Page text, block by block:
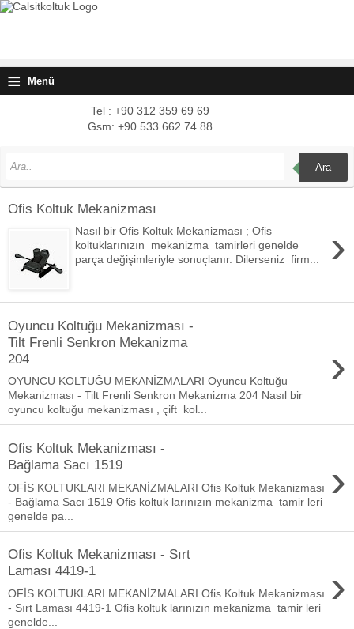
≡ Menü
Tel : +90 312 359 69 69
Gsm: +90 533 662 74 88
Ara
Ofis Koltuk Mekanizması
›
Nasıl bir Ofis Koltuk Mekanizması ; Ofis
koltuklarınızın mekanizma tamirleri genelde
parça değişimleriyle sonuçlanır. Dilerseniz firm...
Oyuncu Koltuğu Mekanizması -
Tilt Frenli Senkron Mekanizma
204
›
OYUNCU KOLTUĞU MEKANİZMALARI Oyuncu Koltuğu
Mekanizması - Tilt Frenli Senkron Mekanizma 204 Nasıl bir
oyuncu koltuğu mekanizması , çift kol...
Ofis Koltuk Mekanizması -
Bağlama Sacı 1519
›
OFİS KOLTUKLARI MEKANİZMALARI Ofis Koltuk Mekanizması
- Bağlama Sacı 1519 Ofis koltuk larınızın mekanizma tamir leri
genelde pa...
Ofis Koltuk Mekanizması - Sırt
Laması 4419-1
›
OFİS KOLTUKLARI MEKANİZMALARI Ofis Koltuk Mekanizması
- Sırt Laması 4419-1 Ofis koltuk larınızın mekanizma tamir leri
genelde...